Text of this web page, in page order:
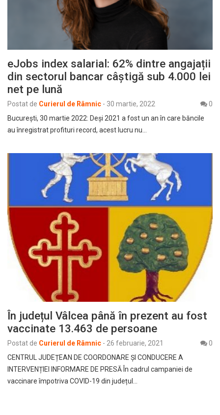
eJobs index salarial: 62% dintre angajații
din sectorul bancar câștigă sub 4.000 lei
net pe lună
Postat de Curierul de Râmnic - 30 martie, 2022
0
București, 30 martie 2022: Deși 2021 a fost un an în care băncile
au înregistrat profituri record, acest lucru nu…
În județul Vâlcea până în prezent au fost
vaccinate 13.463 de persoane
Postat de Curierul de Râmnic - 26 februarie, 2021
0
CENTRUL JUDEȚEAN DE COORDONARE ȘI CONDUCERE A
INTERVENȚIEI INFORMARE DE PRESĂ În cadrul campaniei de
vaccinare împotriva COVID-19 din județul…